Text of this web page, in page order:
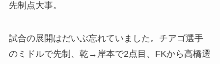
先制点大事。
試合の展開はだいぶ忘れていました。チアゴ選手
のミドルで先制、乾→岸本で2点目、FKから高橋選